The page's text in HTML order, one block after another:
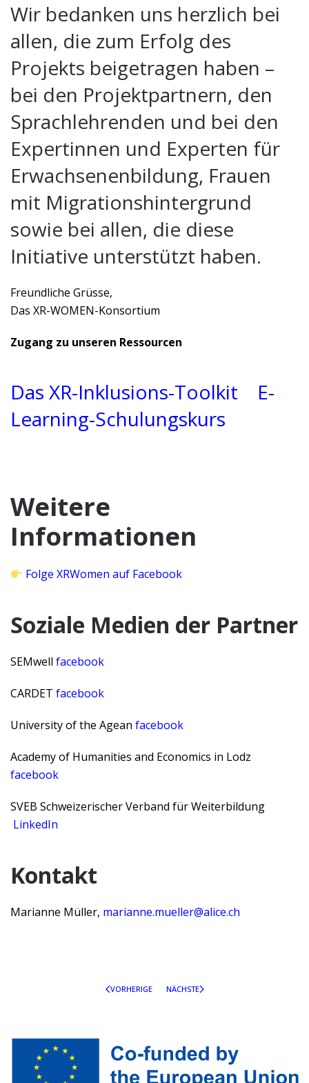
Wir bedanken uns herzlich bei
allen, die zum Erfolg des
Projekts beigetragen haben –
bei den Projektpartnern, den
Sprachlehrenden und bei den
Expertinnen und Experten für
Erwachsenenbildung, Frauen
mit Migrationshintergrund
sowie bei allen, die diese
Initiative unterstützt haben.
Freundliche Grüsse,
Das XR-WOMEN-Konsortium
Zugang zu unseren Ressourcen
Das XR-Inklusions-Toolkit
E-
Learning-Schulungskurs
Weitere
Informationen
Folge XRWomen auf Facebook
Soziale Medien der Partner
SEMwell facebook
CARDET facebook
University of the Agean facebook
Academy of Humanities and Economics in Lodz
facebook
SVEB Schweizerischer Verband für Weiterbildung
LinkedIn
Kontakt
Marianne Müller, marianne.mueller@alice.ch
VORHERIGE NÄCHSTE